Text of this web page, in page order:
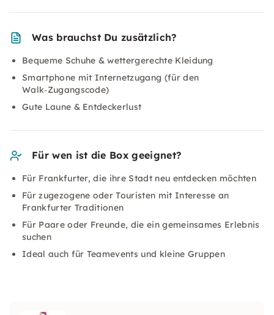
Was brauchst Du zusätzlich?
Bequeme Schuhe & wettergerechte Kleidung
Smartphone mit Internetzugang (für den
Walk‑Zugangscode)
Gute Laune & Entdeckerlust
Für wen ist die Box geeignet?
Für Frankfurter, die ihre Stadt neu entdecken möchten
Für zugezogene oder Touristen mit Interesse an
Frankfurter Traditionen
Für Paare oder Freunde, die ein gemeinsames Erlebnis
suchen
Ideal auch für Teamevents und kleine Gruppen